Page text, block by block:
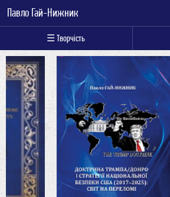
Павло Гай-Нижник
☰ Творчість